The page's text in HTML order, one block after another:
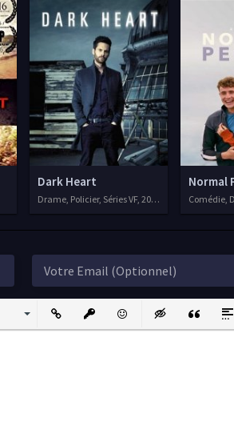
Dark Heart
Drame, Policier, Séries VF, 2016
Normal
Comédie,
ListInsert LinkInsert protected link
EmoticonsInsert hidden
Insert